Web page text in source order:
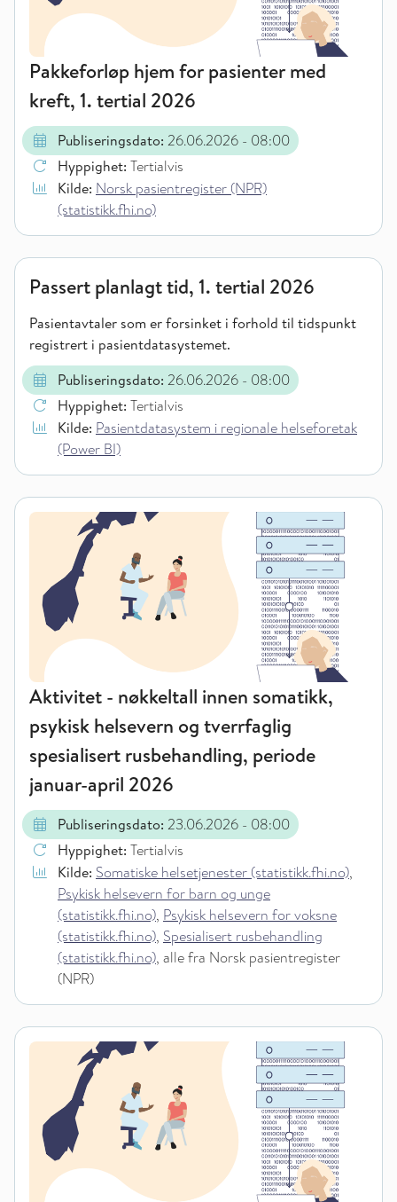
Pakkeforløp hjem for pasienter med
kreft, 1. tertial 2026
Publiseringsdato: 26.06.2026 - 08:00
Hyppighet: Tertialvis
Kilde: Norsk pasientregister (NPR)
(statistikk.fhi.no)
Passert planlagt tid, 1. tertial 2026
Pasientavtaler som er forsinket i forhold til tidspunkt
registrert i pasientdatasystemet.
Publiseringsdato: 26.06.2026 - 08:00
Hyppighet: Tertialvis
Kilde: Pasientdatasystem i regionale helseforetak
(Power BI)
Aktivitet - nøkkeltall innen somatikk,
psykisk helsevern og tverrfaglig
spesialisert rusbehandling, periode
januar-april 2026
Publiseringsdato: 23.06.2026 - 08:00
Hyppighet: Tertialvis
Kilde: Somatiske helsetjenester (statistikk.fhi.no),
Psykisk helsevern for barn og unge
(statistikk.fhi.no), Psykisk helsevern for voksne
(statistikk.fhi.no), Spesialisert rusbehandling
(statistikk.fhi.no), alle fra Norsk pasientregister
(NPR)